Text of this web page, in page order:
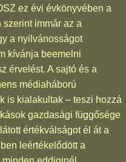
ez évi évkönyvében a
immár az a
a nyilvánosságot
kívánja beemelni
érvelést. A sajtó és a
médiaháború
is kialakultak – teszi hozzá
gazdasági függősége
értékválságot él át a
leértékelődött a